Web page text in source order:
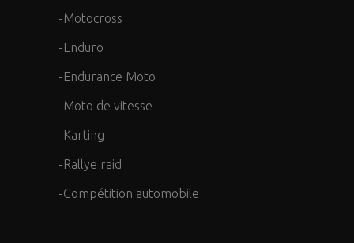
-Motocross
-Enduro
-Endurance Moto
-Moto de vitesse
-Karting
-Rallye raid
-Compétition automobile